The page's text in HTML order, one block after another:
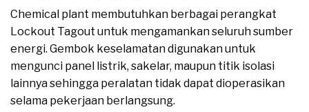
Chemical plant membutuhkan berbagai perangkat
Lockout Tagout untuk mengamankan seluruh sumber
energi. Gembok keselamatan digunakan untuk
mengunci panel listrik, sakelar, maupun titik isolasi
lainnya sehingga peralatan tidak dapat dioperasikan
selama pekerjaan berlangsung.